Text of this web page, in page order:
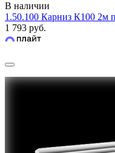
В наличии
1.50.100 Карниз К100 2м
1 793 руб.